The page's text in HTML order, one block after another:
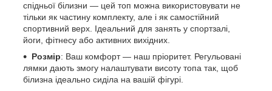
спідньої білизни — цей топ можна використовувати не
тільки як частину комплекту, але і як самостійний
спортивний верх. Ідеальний для занять у спортзалі,
йоги, фітнесу або активних вихідних.
Розмір: Ваш комфорт — наш пріоритет. Регульовані
лямки дають змогу налаштувати висоту топа так, щоб
білизна ідеально сиділа на вашій фігурі.